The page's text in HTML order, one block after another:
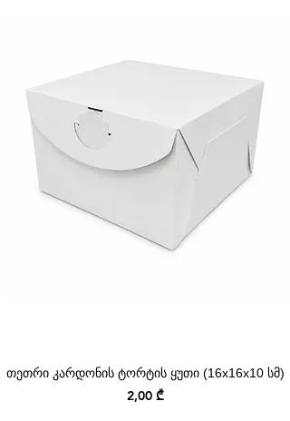
თეთრი კარდონის ტორტის ყუთი (16x16x10 სმ)
Price
2,00 ₾